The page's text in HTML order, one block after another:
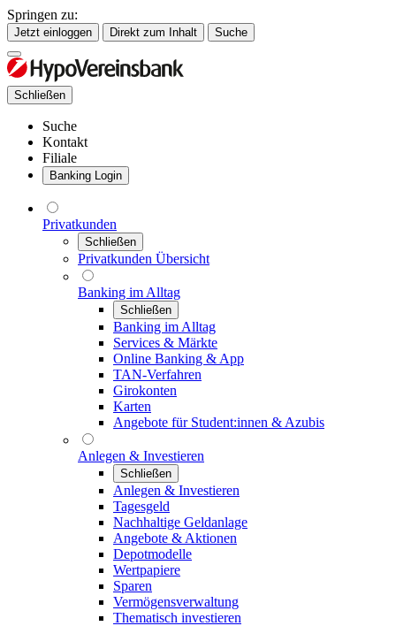
Springen zu:
Jetzt einloggen Direkt zum Inhalt Suche
Schließen
Suche
Kontakt
Filiale
Banking Login
Privatkunden
Schließen
Privatkunden Übersicht
Banking im Alltag
Schließen
Banking im Alltag
Services & Märkte
Online Banking & App
TAN-Verfahren
Girokonten
Karten
Angebote für Student:innen & Azubis
Anlegen & Investieren
Schließen
Anlegen & Investieren
Tagesgeld
Nachhaltige Geldanlage
Angebote & Aktionen
Depotmodelle
Wertpapiere
Sparen
Vermögensverwaltung
Thematisch investieren